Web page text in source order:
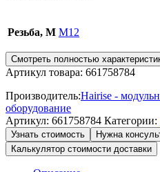
Резьба, М M12
Смотреть полностью
Артикул товара: 661758784
Производитель:Hairise -
оборудование
Артикул: 661758784 Категории:
Узнать стоимость
Нужна
Калькулятор стоимости доставки